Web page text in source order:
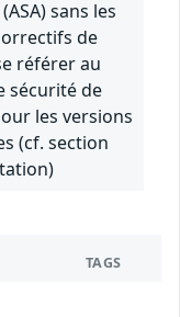
sans les
de
référer au
sécurité de
les versions
(cf. section
TAGS